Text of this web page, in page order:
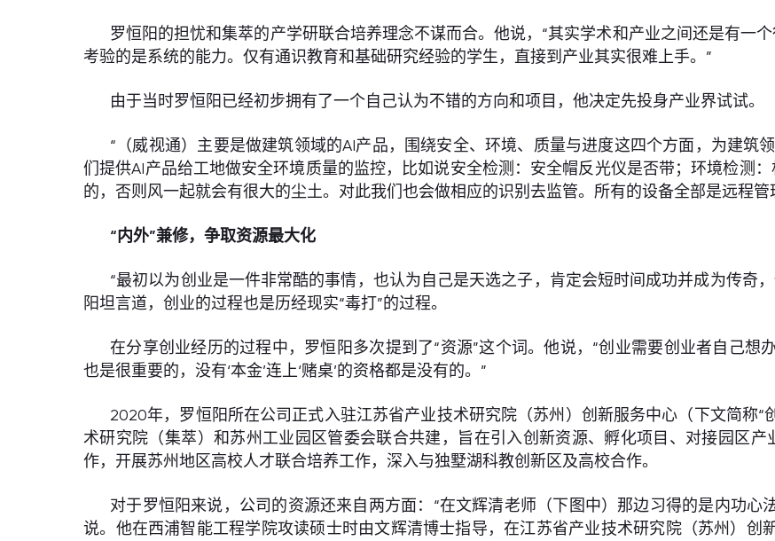
罗恒阳的担忧和集萃的产学研联合培养理念不谋而合。他说，“其实学术和产业之间还是有一
考验的是系统的能力。仅有通识教育和基础研究经验的学生，直接到产业其实很难上手。”
由于当时罗恒阳已经初步拥有了一个自己认为不错的方向和项目，他决定先投身产业界试试。
“（威视通）主要是做建筑领域的AI产品，围绕安全、环境、质量与进度这四个方面，为建筑
们提供AI产品给工地做安全环境质量的监控，比如说安全检测：安全帽反光仪是否带；环境检测
的，否则风一起就会有很大的尘土。对此我们也会做相应的识别去监管。所有的设备全部是远程
“内外”兼修，争取资源最大化
“最初以为创业是一件非常酷的事情，也认为自己是天选之子，肯定会短时间成功并成为传奇
阳坦言道，创业的过程也是历经现实“毒打”的过程。
在分享创业经历的过程中，罗恒阳多次提到了“资源”这个词。他说，“创业需要创业者自己想
也是很重要的，没有‘本金’连上‘赌桌’的资格都是没有的。”
2020年，罗恒阳所在公司正式入驻江苏省产业技术研究院（苏州）创新服务中心（下文简称“
术研究院（集萃）和苏州工业园区管委会联合共建，旨在引入创新资源、孵化项目、对接园区
作，开展苏州地区高校人才联合培养工作，深入与独墅湖科教创新区及高校合作。
对于罗恒阳来说，公司的资源还来自两方面：“在文辉清老师（下图中）那边习得的是内功心
说。他在西浦智能工程学院攻读硕士时由文辉清博士指导，在江苏省产业技术研究院（苏州）创